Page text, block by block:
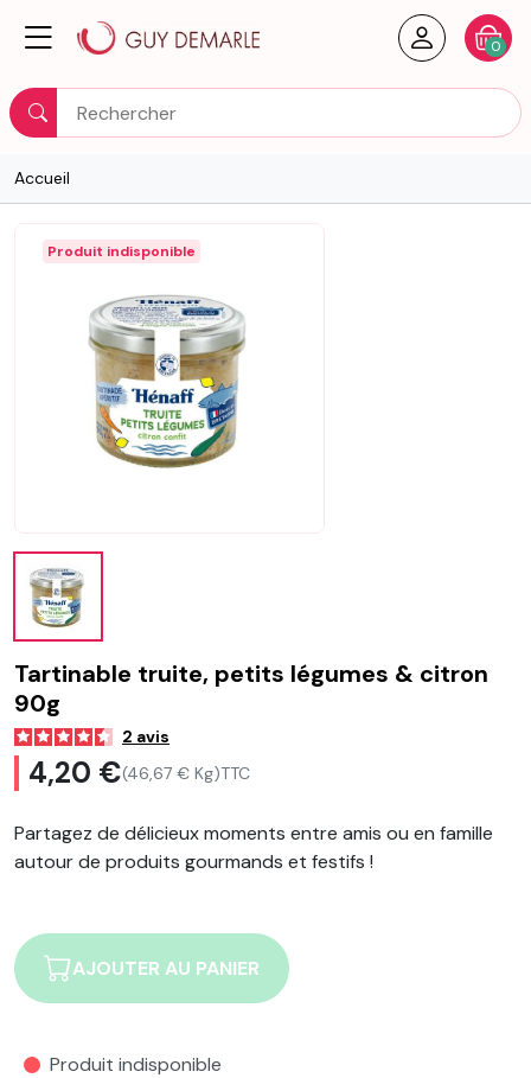
Rechercher
Créer
0
Accueil
Produit indisponible
Tartinable truite, petits légumes & citron
90g
2 avis
4,20 €(46,67 € Kg)TTC
Partagez de délicieux moments entre amis ou en famille
autour de produits gourmands et festifs !
AJOUTER AU PANIER
Produit indisponible